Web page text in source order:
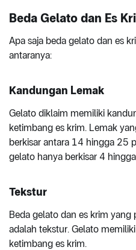
Beda Gelato dan Es
Apa saja beda gelato dan es
antaranya:
Kandungan Lemak
Gelato diklaim memiliki
ketimbang es krim. Lemak
berkisar antara 14 hingga 25
gelato hanya berkisar 4
Tekstur
Beda gelato dan es krim yang
adalah tekstur. Gelato
ketimbang es krim.